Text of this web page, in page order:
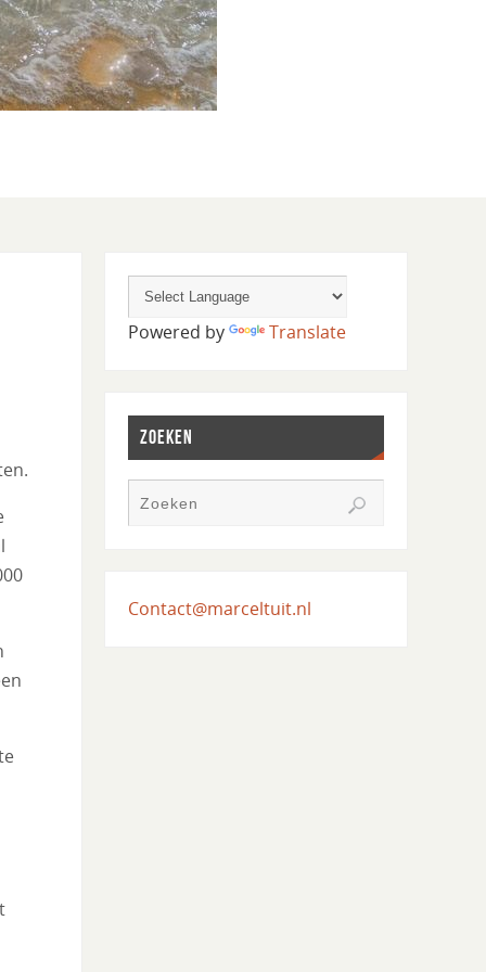
Powered by Translate
ZOEKEN
Contact@marceltuit.nl